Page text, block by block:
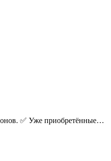
✅ Уже приобретённые…